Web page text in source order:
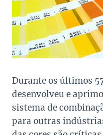
Durante os últimos
desenvolveu e
sistema de
para outras